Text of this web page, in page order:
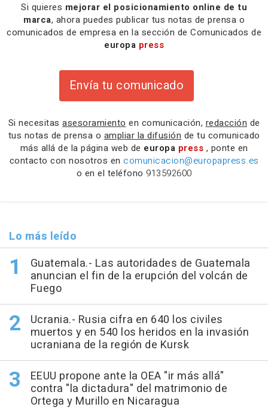
Si quieres mejorar el posicionamiento online de tu
marca, ahora puedes publicar tus notas de prensa o
comunicados de empresa en la sección de Comunicados de
europa press
Envía tu comunicado
Si necesitas asesoramiento en comunicación, redacción de
tus notas de prensa o ampliar la difusión de tu comunicado
más allá de la página web de europa press , ponte en
contacto con nosotros en comunicacion@europapress.es
o en el teléfono 913592600
Lo más leído
Guatemala.- Las autoridades de Guatemala
anuncian el fin de la erupción del volcán de
Fuego
Ucrania.- Rusia cifra en 640 los civiles
muertos y en 540 los heridos en la invasión
ucraniana de la región de Kursk
EEUU propone ante la OEA "ir más allá"
contra "la dictadura" del matrimonio de
Ortega y Murillo en Nicaragua